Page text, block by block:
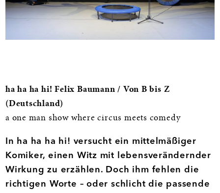
Informationen
ha ha hahi! Felix Baumann / Von B bis Z
(Deutschland)
a one man show where circus meets comedy
In ha ha ha hi! versucht ein mittelmäßiger
Komiker, einen Witz mit lebensverändernder
Wirkung zu erzählen. Doch ihm fehlen die
richtigen Worte – oder schlicht die passende